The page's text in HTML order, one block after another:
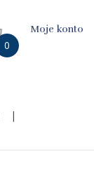
0
Moje konto
|